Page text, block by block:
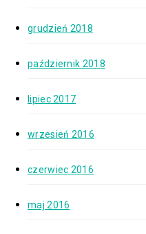
grudzień 2018
październik 2018
lipiec 2017
wrzesień 2016
czerwiec 2016
maj 2016